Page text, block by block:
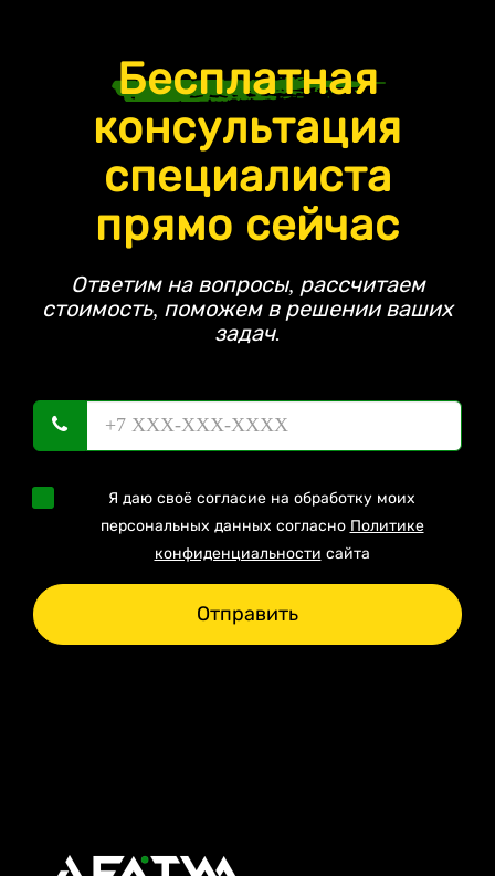
Бесплатная
консультация
специалиста
прямо сейчас
Ответим на вопросы, рассчитаем
стоимость, поможем в решении ваших
задач.
Я даю своё согласие на обработку моих
персональных данных согласно Политике
конфиденциальности сайта
Отправить